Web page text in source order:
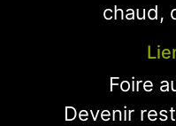
chaud,
Foire
Devenir